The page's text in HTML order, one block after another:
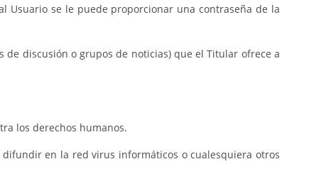
Usuario se le puede proporcionar una contraseña de la
de discusión o grupos de noticias) que el Titular ofrece a
los derechos humanos.
en la red virus informáticos o cualesquiera otros